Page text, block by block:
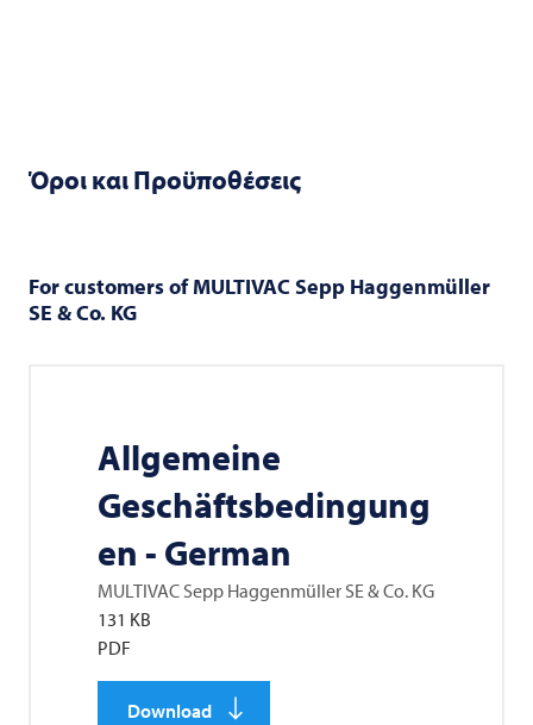
Όροι και Προϋποθέσεις
For customers ofMULTIVAC Sepp Haggenmüller
SE & Co. KG
Allgemeine
Geschäftsbedingung
en - German
MULTIVAC Sepp Haggenmüller SE & Co. KG
131 KB
PDF
Download